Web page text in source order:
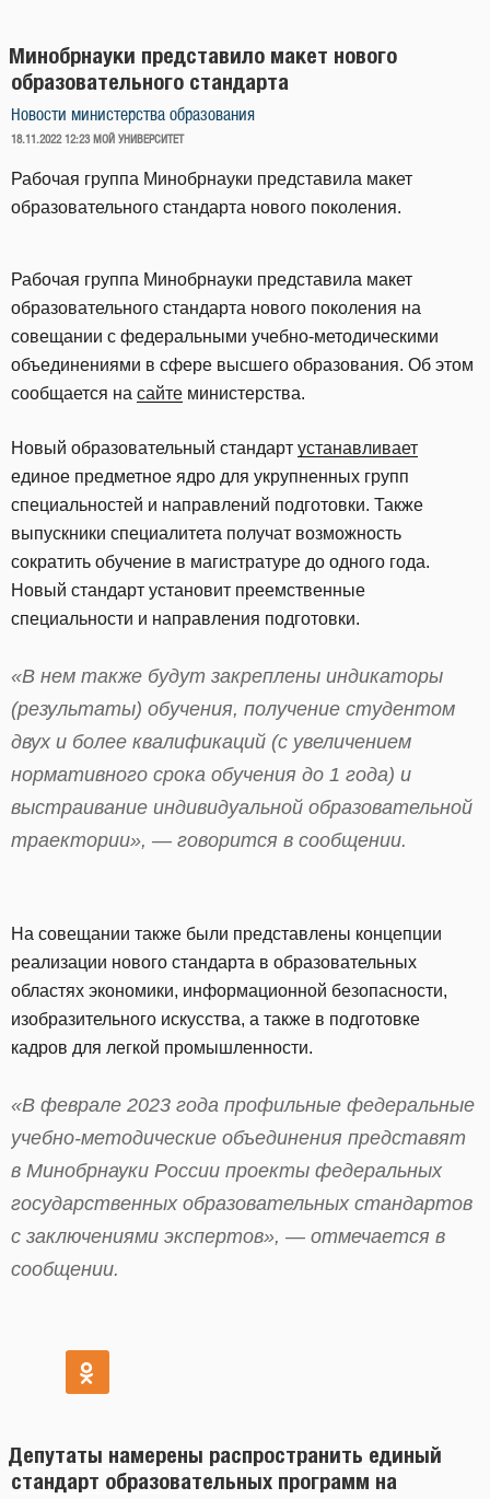
Минобрнауки представило макет нового
образовательного стандарта
Новости министерства образования
ОПУБЛИКОВАНО
18.11.2022 12:23 МОЙ УНИВЕРСИТЕТ
Рабочая группа Минобрнауки представила макет
образовательного стандарта нового поколения.
Рабочая группа Минобрнауки представила макет
образовательного стандарта нового поколения на
совещании с федеральными учебно-методическими
объединениями в сфере высшего образования. Об этом
сообщается на сайте министерства.
Новый образовательный стандарт устанавливает
единое предметное ядро для укрупненных групп
специальностей и направлений подготовки. Также
выпускники специалитета получат возможность
сократить обучение в магистратуре до одного года.
Новый стандарт установит преемственные
специальности и направления подготовки.
«В нем также будут закреплены индикаторы
(результаты) обучения, получение студентом
двух и более квалификаций (с увеличением
нормативного срока обучения до 1 года) и
выстраивание индивидуальной образовательной
траектории», — говорится в сообщении.
На совещании также были представлены концепции
реализации нового стандарта в образовательных
областях экономики, информационной безопасности,
изобразительного искусства, а также в подготовке
кадров для легкой промышленности.
«В феврале 2023 года профильные федеральные
учебно-методические объединения представят
в Минобрнауки России проекты федеральных
государственных образовательных стандартов
с заключениями экспертов», — отмечается в
сообщении.
Депутаты намерены распространить единый
стандарт образовательных программ на